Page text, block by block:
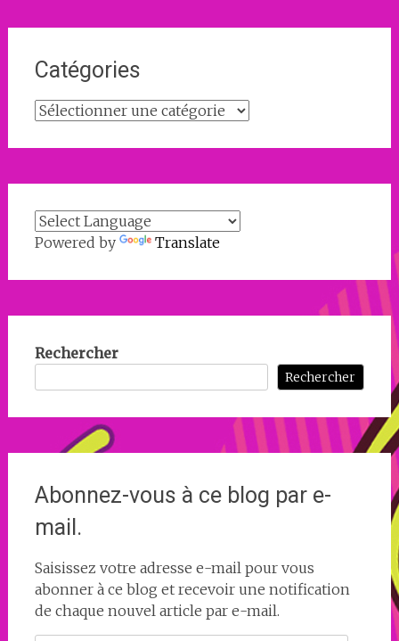
Catégories
Catégories
Powered by Translate
Rechercher
Rechercher
Abonnez-vous à ce blog par e-
mail.
Saisissez votre adresse e-mail pour vous
abonner à ce blog et recevoir une notification
de chaque nouvel article par e-mail.